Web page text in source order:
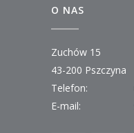
O NAS
Zuchów 15
43-200 Pszczyna
Telefon:
E-mail: